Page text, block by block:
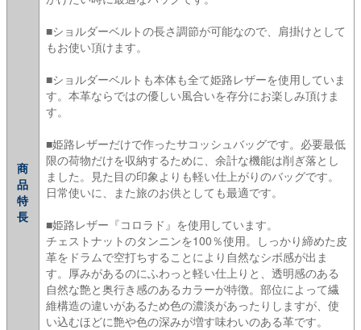
商
品
特
長
■ショルダーベルトの長さ調節が可能なので、肩掛けとして
もお使い頂けます。
■ショルダーベルトも本体も全て姫路レザーを使用していま
す。本革ならではの優しい風合いを存分にお楽しみ頂けま
す。
■姫路レザーだけで作ったサコッシュバッグです。必要最低
限の荷物だけを収納するために、余計な機能は削ぎ落とし
ました。見た目の印象よりも軽い仕上がりのバッグです。
日常使いに、また旅のお供としても最適です。
■姫路レザー『コロラド』を使用しています。
チェストナットのタンニンを100％使用。しっかり締めた皮
革をドラムで空打ちすることにより自然なシボ感が出ま
す。厚みがあるのにふわっと軽い仕上りと、透明感のある
自然な艶と奥行き感のあるカラーが特徴。部位によって繊
維構造の違いがあるため色の濃淡があったりしますが、使
い込むほどに艶や色の深みが増す味わいのある革です。